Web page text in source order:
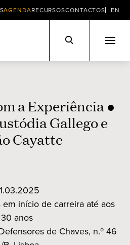
AGENDARECURSOSCONTACTOS EN
a Experiência ●
Gallego e
Cayatte
início de carreira até aos
30 anos
de Chaves, n.º 46